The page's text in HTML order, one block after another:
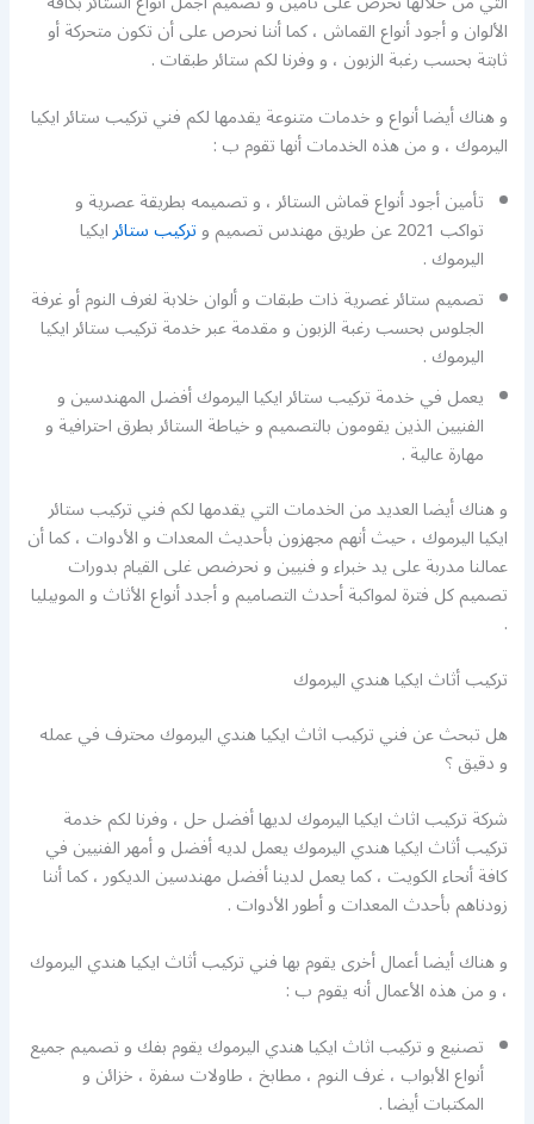
الألوان و أجود أنواع القماش ، كما أننا نحرص على أن تكون متحركة أو
ثابتة بحسب رغبة الزبون ، و وفرنا لكم ستائر طبقات .
و هناك أيضا أنواع و خدمات متنوعة يقدمها لكم فني تركيب ستائر ايكيا
اليرموك ، و من هذه الخدمات أنها تقوم ب :
تأمين أجود أنواع قماش الستائر ، و تصميمه بطريقة عصرية و
تواكب 2021 عن طريق مهندس تصميم و تركيب ستائرايكيا
اليرموك .
تصميم ستائر غصرية ذات طبقات و ألوان خلابة لغرف النوم أو غرفة
الجلوس بحسب رغبة الزبون و مقدمة عبر خدمة تركيب ستائر ايكيا
اليرموك .
يعمل في خدمة تركيب ستائر ايكيا اليرموك أفضل المهندسين و
الفنيين الذين يقومون بالتصميم و خياطة الستائر بطرق احترافية و
مهارة عالية .
و هناك أيضا العديد من الخدمات التي يقدمها لكم فني تركيب ستائر
ايكيا اليرموك ، حيث أنهم مجهزون بأحديث المعدات و الأدوات ، كما أن
عمالنا مدربة على يد خبراء و فنيين و نحرضص غلى القيام بدورات
تصميم كل فترة لمواكبة أحدث التصاميم و أجدد أنواع الأثاث و الموبيليا
.
تركيب أثاث ايكيا هندي اليرموك
هل تبحث عن فني تركيب اثاث ايكيا هندي اليرموك محترف في عمله
و دقيق ؟
شركة تركيب اثاث ايكيا اليرموك لديها أفضل حل ، وفرنا لكم خدمة
تركيب أثاث ايكيا هندي اليرموك يعمل لديه أفضل و أمهر الفنيين في
كافة أنحاء الكويت ، كما يعمل لدينا أفضل مهندسين الديكور ، كما أننا
زودناهم بأحدث المعدات و أطور الأدوات .
و هناك أيضا أعمال أخرى يقوم بها فني تركيب أثاث ايكيا هندي اليرموك
، و من هذه الأعمال أنه يقوم ب :
تصنيع و تركيب اثاث ايكيا هندي اليرموك يقوم بفك و تصميم جميع
أنواع الأبواب ، غرف النوم ، مطابخ ، طاولات سفرة ، خزائن و
المكتبات أيضا .